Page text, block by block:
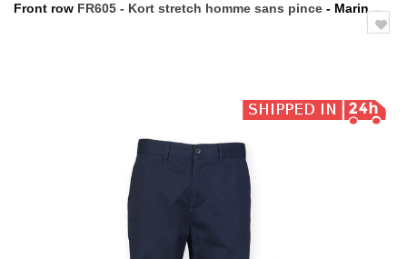
Front row FR605 - Kort stretch homme sans pince - Marin